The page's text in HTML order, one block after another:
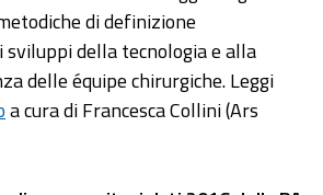
di definizione
della tecnologia e alla
delle équipe chirurgiche. Leggi
a cura di Francesca Collini (Ars